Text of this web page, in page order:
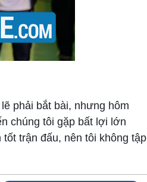
phải bắt bài, nhưng hôm
chúng tôi gặp bất lợi lớn
trận đấu, nên tôi không tập